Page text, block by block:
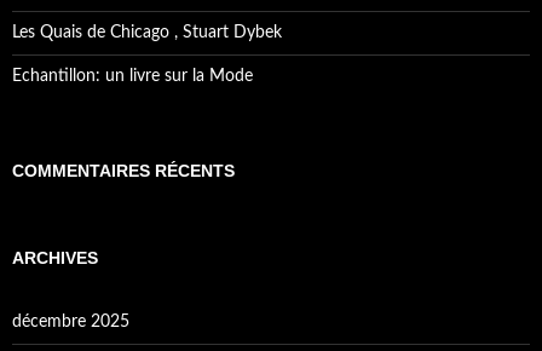
Les Quais de Chicago , Stuart Dybek
Echantillon: un livre sur la Mode
COMMENTAIRES RÉCENTS
ARCHIVES
décembre 2025